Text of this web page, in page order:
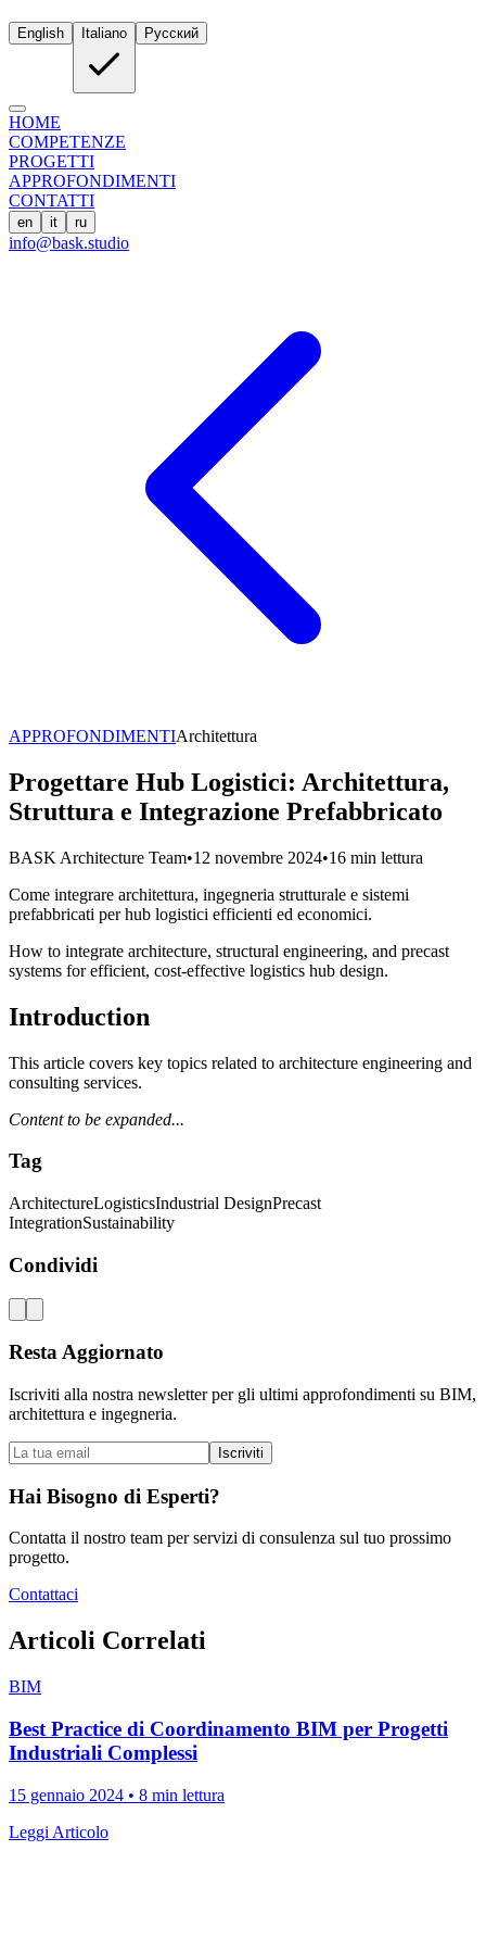
English Italiano Русский
HOME
COMPETENZE
PROGETTI
APPROFONDIMENTI
CONTATTI
en it ru
info@bask.studio
APPROFONDIMENTIArchitettura
Progettare Hub Logistici: Architettura,
Struttura e Integrazione Prefabbricato
BASK Architecture Team•12 novembre 2024•16 min lettura
Come integrare architettura, ingegneria strutturale e sistemi
prefabbricati per hub logistici efficienti ed economici.
How to integrate architecture, structural engineering, and precast
systems for efficient, cost-effective logistics hub design.
Introduction
This article covers key topics related to architecture engineering and
consulting services.
Content to be expanded...
Tag
ArchitectureLogisticsIndustrial DesignPrecast
IntegrationSustainability
Condividi
Resta Aggiornato
Iscriviti alla nostra newsletter per gli ultimi approfondimenti su BIM,
architettura e ingegneria.
Iscriviti
Hai Bisogno di Esperti?
Contatta il nostro team per servizi di consulenza sul tuo prossimo
progetto.
Contattaci
Articoli Correlati
BIM
Best Practice di Coordinamento BIM per Progetti
Industriali Complessi
15 gennaio 2024 • 8 min lettura
Leggi Articolo